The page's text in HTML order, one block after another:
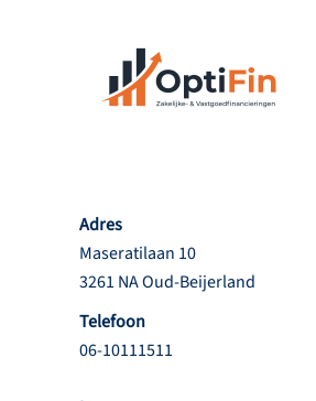
Adres
Maseratilaan 10
3261 NA Oud-Beijerland
Telefoon
06-10111511